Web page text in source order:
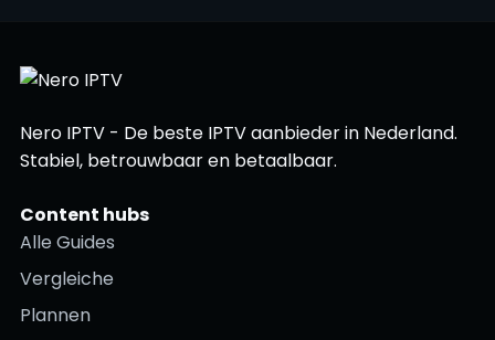
Nero IPTV - De beste IPTV aanbieder in Nederland.
Stabiel, betrouwbaar en betaalbaar.
Content hubs
Alle Guides
Vergleiche
Plannen